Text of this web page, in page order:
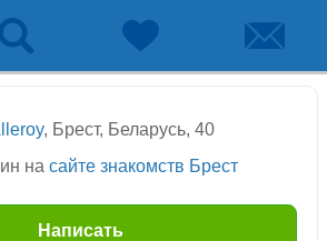
, Брест, Беларусь, 40
на сайте знакомств Брест
Написать